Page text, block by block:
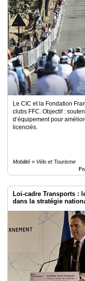
Le CIC et la Fondation
clubs FFC. Objectif :
d’équipement pour
licenciés.
Mobilité » Vélo et Tourisme
Loi-cadre Transports :
dans la stratégie